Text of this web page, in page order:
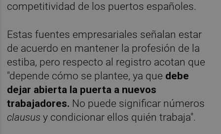
competitividad de los puertos españoles.
Estas fuentes empresariales señalan estar
de acuerdo en mantener la profesión de la
estiba, pero respecto al registro acotan que
"depende cómo se plantee, ya que debe
dejar abierta la puerta a nuevos
trabajadores. No puede significar números
claususy condicionar ellos quién trabaja".